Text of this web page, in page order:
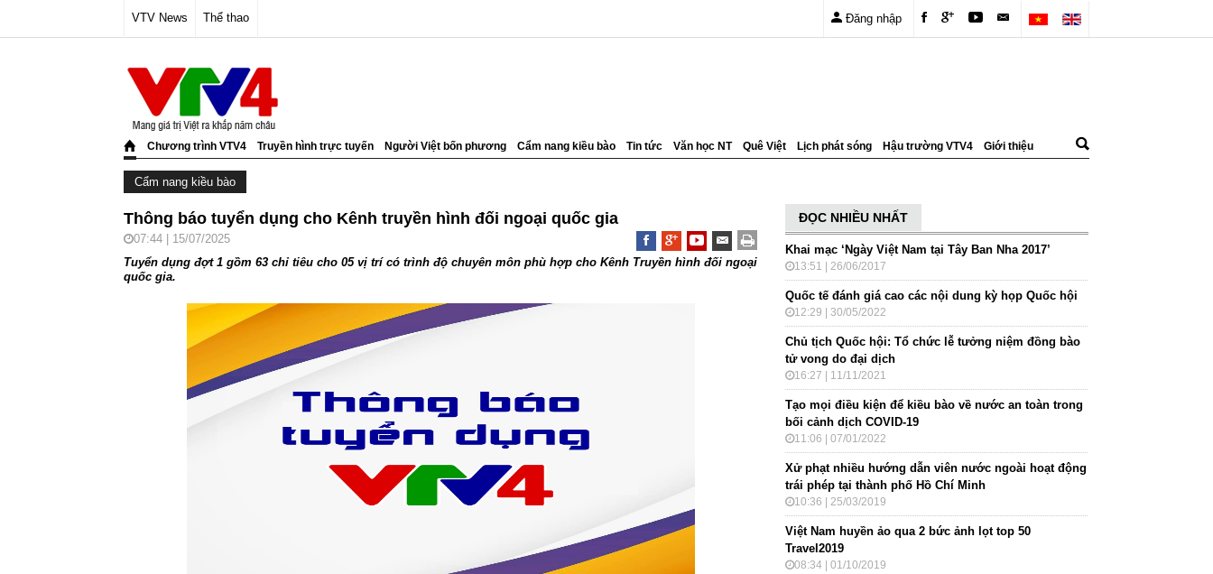
VTV News Thể thao Đăng nhập
Chương trình VTV4 Truyền hình trực tuyến Người Việt bốn phương Cẩm nang kiều bào Tin tức Văn học NT Quê Việt Lịch phát sóng Hậu trường VTV4 Giới thiệu
Cẩm nang kiều bào
Thông báo tuyển dụng cho Kênh truyền hình đối ngoại quốc gia
07:44 | 15/07/2025
Tuyển dụng đợt 1 gồm 63 chỉ tiêu cho 05 vị trí có trình độ chuyên môn phù hợp cho Kênh Truyền hình đối ngoại
quốc gia.
ĐỌC NHIỀU NHẤT
Khai mạc ‘Ngày Việt Nam tại Tây Ban Nha 2017’
13:51 | 26/06/2017
Quốc tế đánh giá cao các nội dung kỳ họp Quốc hội
12:29 | 30/05/2022
Chủ tịch Quốc hội: Tổ chức lễ tưởng niệm đồng bào
tử vong do đại dịch
16:27 | 11/11/2021
Tạo mọi điều kiện để kiều bào về nước an toàn trong
bối cảnh dịch COVID-19
11:06 | 07/01/2022
Xử phạt nhiều hướng dẫn viên nước ngoài hoạt động
trái phép tại thành phố Hồ Chí Minh
10:36 | 25/03/2019
Việt Nam huyền ảo qua 2 bức ảnh lọt top 50
Travel2019
08:34 | 01/10/2019